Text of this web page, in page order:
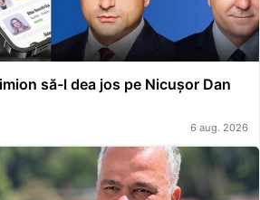
să-l dea jos pe Nicușor Dan
6 aug. 2026